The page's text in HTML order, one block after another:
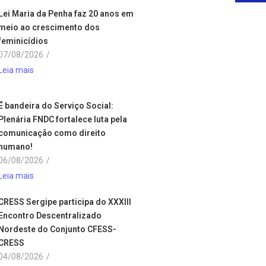
Maria da Penha faz 20 anos em
ao crescimento dos
08/2026 /
mais
bandeira do Serviço Social:
FNDC fortalece luta pela
como direito
08/2026 /
mais
Sergipe participa do XXXIII
Descentralizado
do Conjunto CFESS-
08/2026 /